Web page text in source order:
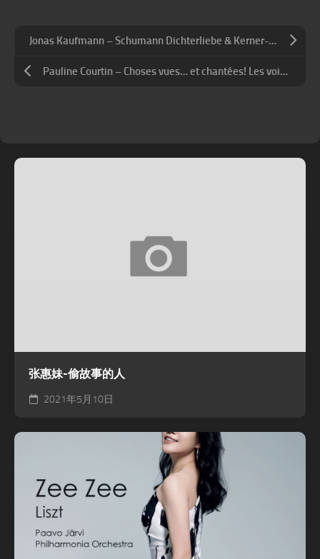
Jonas Kaufmann – Schumann Dichterliebe & Kerner-Lieder
Pauline Courtin – Choses vues… et chantées! Les voix de Victor Hugo
张惠妹-偷故事的人
2021年5月10日